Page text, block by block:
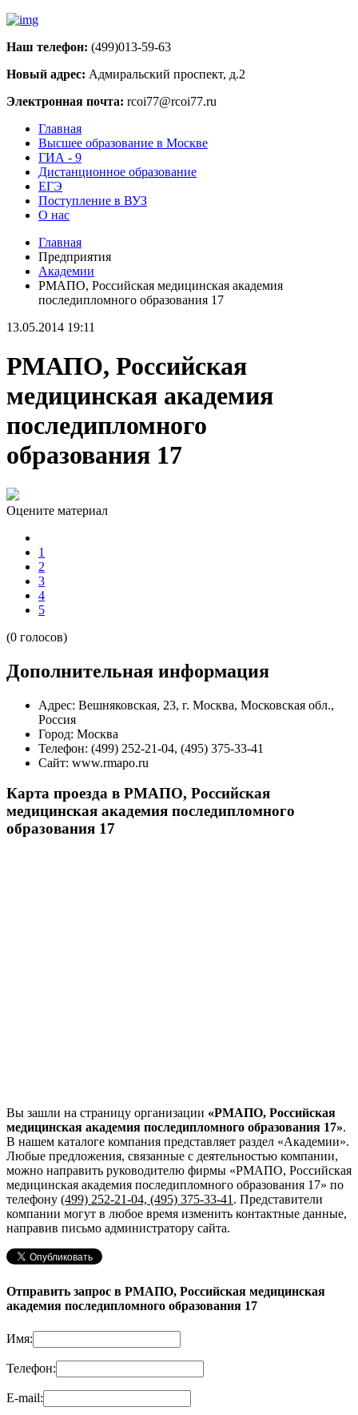
Наш телефон: (499)013-59-63
Новый адрес: Адмиральский проспект, д.2
Электронная почта: rcoi77@rcoi77.ru
Главная
Высшее образование в Москве
ГИА - 9
Дистанционное образование
ЕГЭ
Поступление в ВУЗ
О нас
Главная
Предприятия
Академии
РМАПО, Российская медицинская академия
последипломного образования 17
13.05.2014 19:11
РМАПО, Российская
медицинская академия
последипломного
образования 17
Оцените материал
1
2
3
4
5
(0 голосов)
Дополнительная информация
Адрес: Вешняковская, 23, г. Москва, Московская обл.,
Россия
Город: Москва
Телефон: (499) 252-21-04, (495) 375-33-41
Сайт: www.rmapo.ru
Карта проезда в РМАПО, Российская
медицинская академия последипломного
образования 17
Вы зашли на страницу организации «РМАПО, Российская
медицинская академия последипломного образования 17».
В нашем каталоге компания представляет раздел «Академии».
Любые предложения, связанные с деятельностью компании,
можно направить руководителю фирмы «РМАПО, Российская
медицинская академия последипломного образования 17» по
телефону (499) 252-21-04, (495) 375-33-41 . Представители
компании могут в любое время изменить контактные данные,
направив письмо администратору сайта.
Отправить запрос в РМАПО, Российская медицинская
академия последипломного образования 17
Имя:
Телефон:
E-mail: